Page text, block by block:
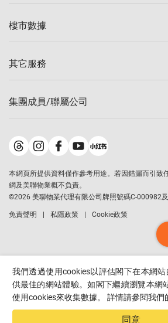
我們透過使用cookies以評估閣下在本網
供最佳的網站體驗。如閣下繼續瀏覽本網
使用cookies來收集數據。 詳情請參閱我們
同意
減價
美聯豪宅
獨家樓盤
租盤
自助放盤
查詢熱線
按揭計算機
負擔能力計算機
轉按計算機
繳款方式
樓市數據
樓價指數
歷史成交
屋苑成交排行榜
地區百科
其它服務
屋苑專頁
美聯精英會
美善會
地產代理管理協會
申報已遞交的購樓意向登記
集團成員/聯屬公司
美聯物業
鋑聯控股*
美聯工商舖*
美聯中國
美聯澳門
美聯金融集團
美聯測量師行
香港置業
經絡按揭
本網頁所提供資料僅作參考用途。若因錯漏而引致
網及美聯物業概不負責。
©2026 美聯物業代理有限公司牌照號碼C-000982
免責聲明 私隱政策 Cookie政策